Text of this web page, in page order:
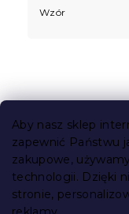
Aby nasz sklep
zapewnić Państwu
zakupowe,
technologii. Dzięki
stronie,
Wzór
S
Informacje
Śledzenie
Opcje dostawy